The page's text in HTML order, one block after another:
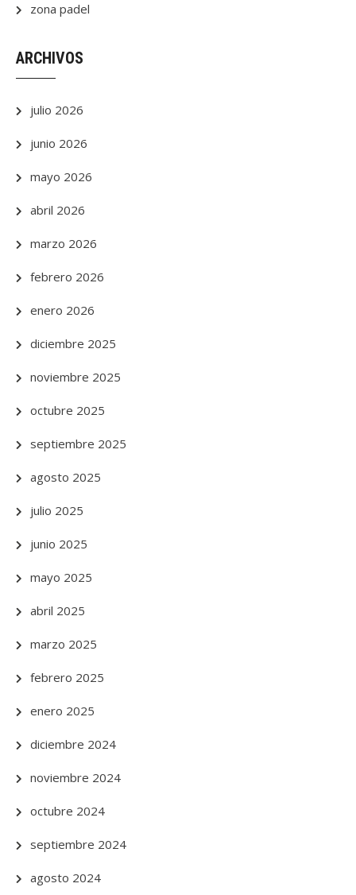
zona padel
ARCHIVOS
julio 2026
junio 2026
mayo 2026
abril 2026
marzo 2026
febrero 2026
enero 2026
diciembre 2025
noviembre 2025
octubre 2025
septiembre 2025
agosto 2025
julio 2025
junio 2025
mayo 2025
abril 2025
marzo 2025
febrero 2025
enero 2025
diciembre 2024
noviembre 2024
octubre 2024
septiembre 2024
agosto 2024